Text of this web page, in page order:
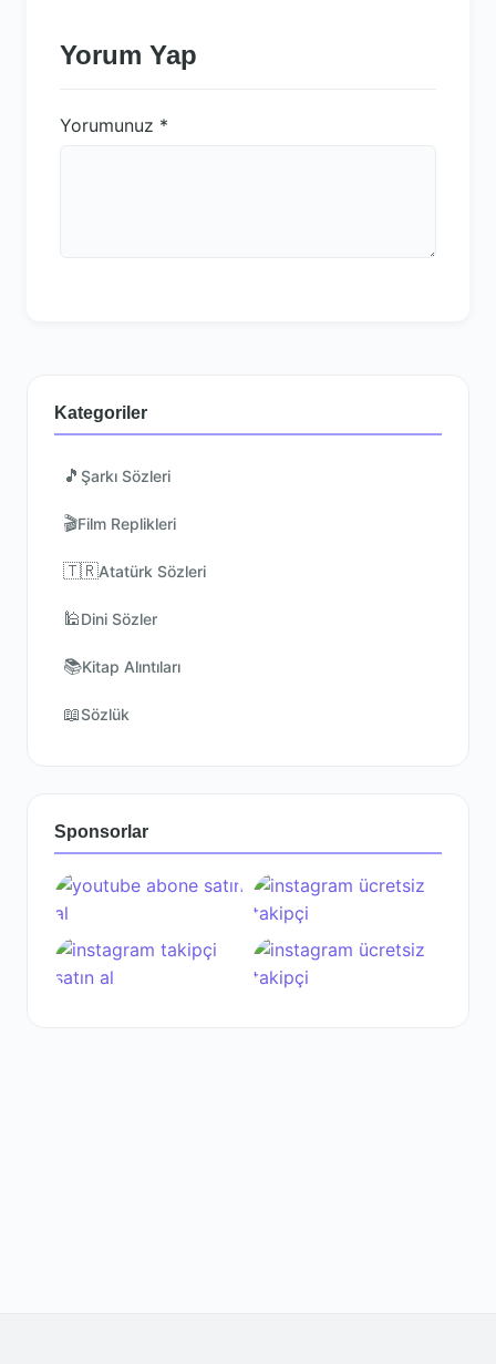
Yorum Yap
Yorumunuz *
Kategoriler
🎵 Şarkı Sözleri
🎬Film Replikleri
🇹🇷Atatürk Sözleri
🕌Dini Sözler
📚Kitap Alıntıları
📖Sözlük
Sponsorlar